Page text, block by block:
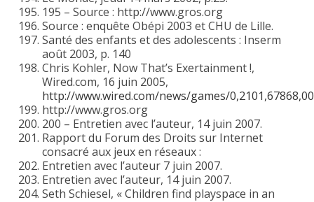
195 – Source : http://www.gros.org
Source : enquête Obépi 2003 et CHU de Lille.
Santé des enfants et des adolescents : Inserm
août 2003, p. 140
Chris Kohler, Now That’s Exertainment !,
Wired.com, 16 juin 2005,
http://www.wired.com/news/games/
http://www.gros.org
200 – Entretien avec l’auteur, 14 juin 2007.
Rapport du Forum des Droits sur Internet
consacré aux jeux en réseaux :
Entretien avec l’auteur 7 juin 2007.
Entretien avec l’auteur, 14 juin 2007.
Seth Schiesel, « Children find playspace in an